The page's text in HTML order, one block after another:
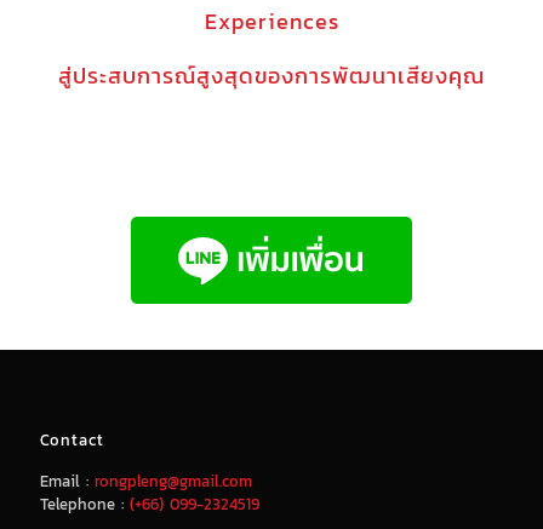
Experiences
สู่ประสบการณ์สูงสุดของการพัฒนาเสียงคุณ
Contact
Email : rongpleng@gmail.com
Telephone : (+66) 099-2324519